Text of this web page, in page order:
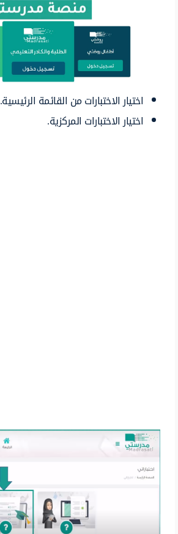
اختيار الاختبارات من القائمة الرئيسية.
اختيار الاختبارات المركزية.